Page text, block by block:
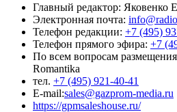
Главный редактор: Яковенко
Электронная почта:
Телефон редакции: +7 (495)
Телефон прямого эфира: +7
По всем вопросам
Romantika
тел. +7 (495) 921-40-41
E-mail:sales@gazprom-media.ru
https://gpmsaleshouse.ru/